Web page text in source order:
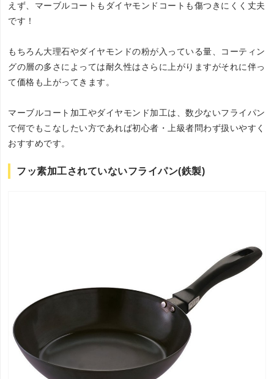
えず、マーブルコートもダイヤモンドコートも傷つきにくく丈夫
です！
もちろん大理石やダイヤモンドの粉が入っている量、コーティン
グの層の多さによっては耐久性はさらに上がりますがそれに伴っ
て価格も上がってきます。
マーブルコート加工やダイヤモンド加工は、数少ないフライパン
で何でもこなしたい方であれば初心者・上級者問わず扱いやすく
おすすめです。
フッ素加工されていないフライパン(鉄製)